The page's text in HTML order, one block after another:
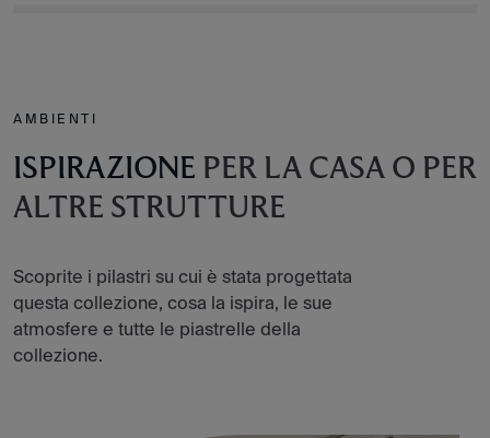
AMBIENTI
ISPIRAZIONE PER LA CASA O PER
ALTRE STRUTTURE
Scoprite i pilastri su cui è stata progettata
questa collezione, cosa la ispira, le sue
atmosfere e tutte le piastrelle della
collezione.